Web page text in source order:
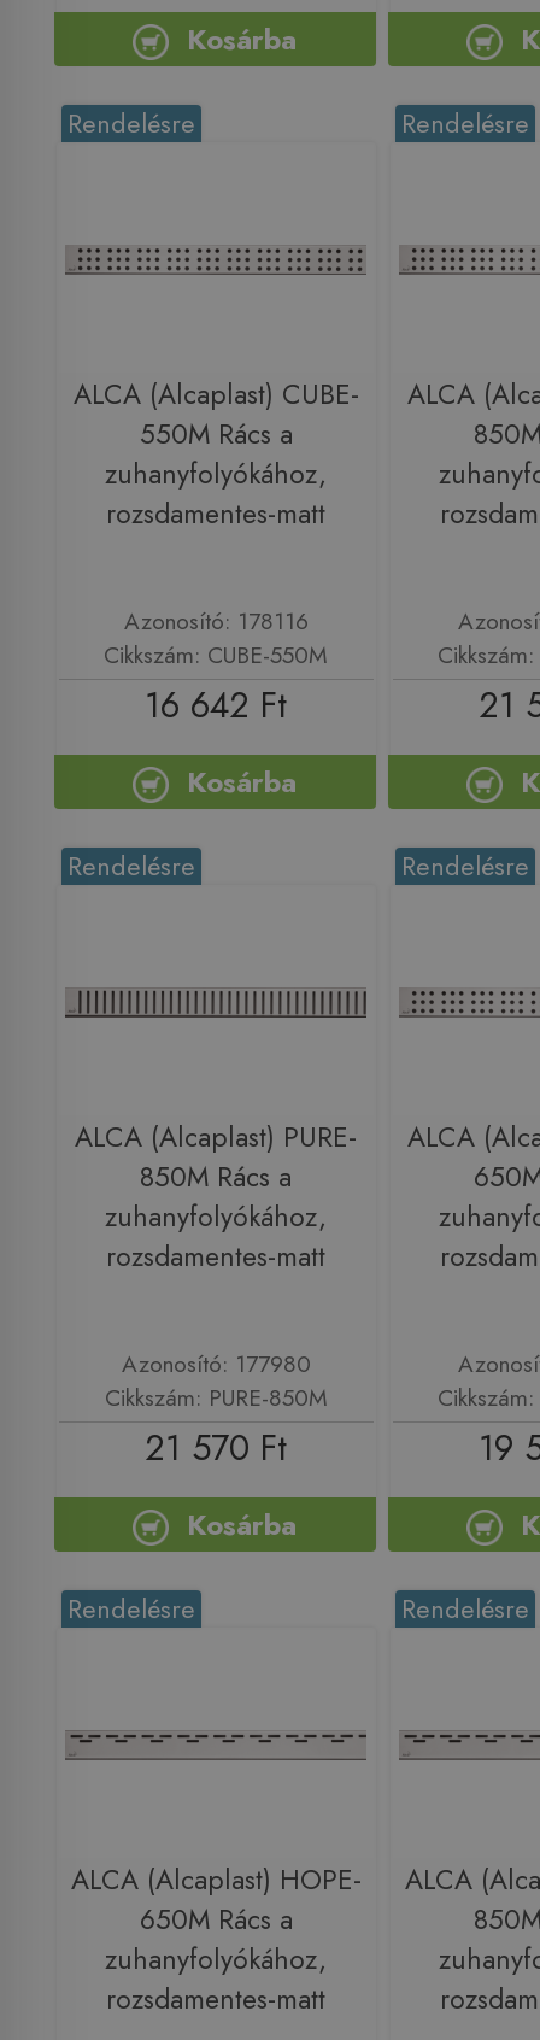
Kosárba
Rendelésre
ALCA (Alcaplast) CUBE-
550M Rács a
zuhanyfolyókához,
rozsdamentes-matt
Azonosító: 178116
Cikkszám: CUBE-550M
16 642 Ft
Kosárba
Rendelésre
ALCA
21
Rendelésre
ALCA (Alcaplast) PURE-
850M Rács a
zuhanyfolyókához,
rozsdamentes-matt
Azonosító: 177980
Cikkszám: PURE-850M
21 570 Ft
Kosárba
Rendelésre
ALCA
19
Rendelésre
ALCA (Alcaplast) HOPE-
650M Rács a
zuhanyfolyókához,
rozsdamentes-matt
Rendelésre
ALCA